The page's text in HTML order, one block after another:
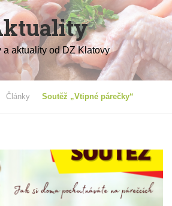
a aktuality od DZ Klatovy
Články Soutěž „Vtipné párečky“